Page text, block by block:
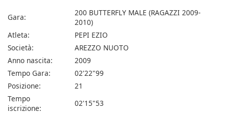
Gara:
200 BUTTERFLY MALE (RAGAZZI 2009-
2010)
Atleta:
PEPI EZIO
Società:
AREZZO NUOTO
Anno nascita:
2009
Tempo Gara:
02'22"99
Posizione:
21
Tempo
iscrizione:
02'15"53